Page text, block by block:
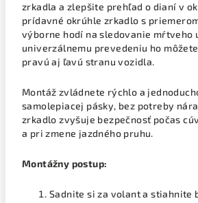
zrkadla a zlepšite prehľad o dianí v
prídavné okrúhle zrkadlo s
výborne hodí na sledovanie mŕtveho
univerzálnemu prevedeniu ho
pravú aj ľavú stranu vozidla.
Montáž zvládnete rýchlo a
samolepiacej pásky, bez potreby
zrkadlo zvyšuje bezpečnosť počas
a pri zmene jazdného pruhu.
Montážny postup:
Sadnite si za volant a stiahnite